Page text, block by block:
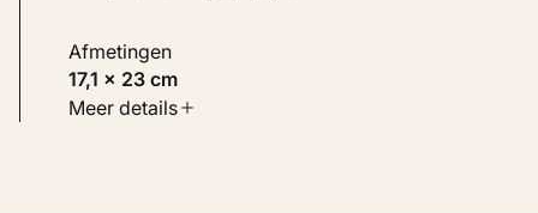
Afmetingen
17,1 × 23 cm
Soort werk
Meer details